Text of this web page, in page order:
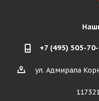
+7 (495) 505-
ул. Адмирала